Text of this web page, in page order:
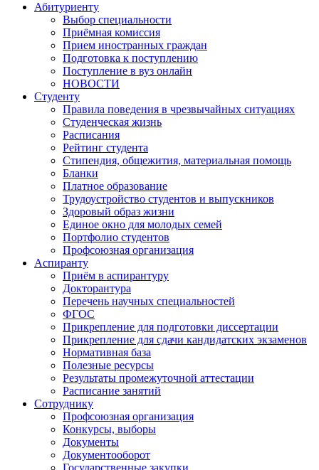
Абитуриенту
Выбор специальности
Приёмная комиссия
Прием иностранных граждан
Подготовка к поступлению
Поступление в вуз онлайн
НОВОСТИ
Студенту
Правила поведения в чрезвычайных ситуациях
Студенческая жизнь
Расписания
Рейтинг студента
Стипендия, общежития, материальная помощь
Бланки
Платное образование
Трудоустройство студентов и выпускников
Здоровый образ жизни
Единое окно для молодых семей
Портфолио студентов
Профсоюзная организация
Аспиранту
Приём в аспирантуру
Докторантура
Перечень научных специальностей
ФГОС
Прикрепление для подготовки диссертации
Прикрепление для сдачи кандидатских экзаменов
Нормативная база
Полезные ресурсы
Результаты промежуточной аттестации
Расписание занятий
Сотруднику
Профсоюзная организация
Конкурсы, выборы
Документы
Документооборот
Государственные закупки